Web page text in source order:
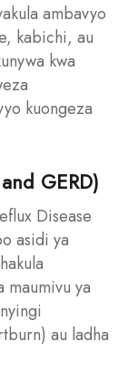
ambavyo
kabichi, au
kwa
kuongeza
GERD)
Disease
asidi ya
maumivu ya
au ladha